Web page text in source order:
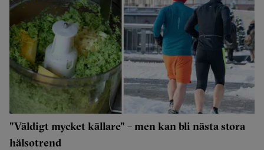
"Väldigt mycket källare" – men kan bli nästa stora
hälsotrend